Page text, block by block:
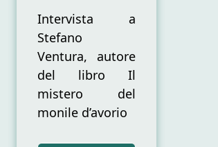
Intervista a
Stefano
Ventura, autore
del libro Il
mistero del
monile d’avorio